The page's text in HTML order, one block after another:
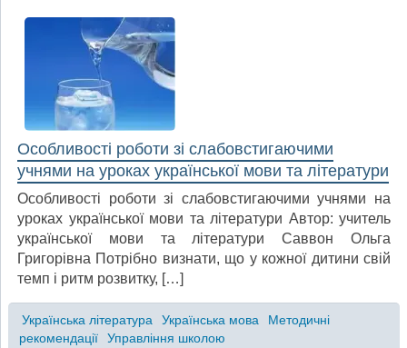
Особливості роботи зі слабовстигаючими
учнями на уроках української мови та літератури
Особливості роботи зі слабовстигаючими учнями на
уроках української мови та літератури Автор: учитель
української мови та літератури Саввон Ольга
Григорівна Потрібно визнати, що у кожної дитини свій
темп і ритм розвитку, […]
Українська література Українська мова
Методичні
рекомендації
Управління школою